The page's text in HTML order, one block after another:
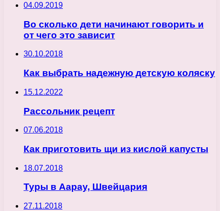
04.09.2019
Во сколько дети начинают говорить и
от чего это зависит
30.10.2018
Как выбрать надежную детскую коляску
15.12.2022
Рассольник рецепт
07.06.2018
Как приготовить щи из кислой капусты
18.07.2018
Туры в Аарау, Швейцария
27.11.2018